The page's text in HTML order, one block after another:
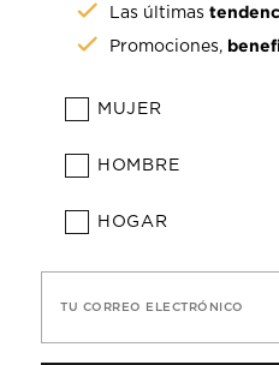
Las últimas
Promociones,
MUJER
HOMBRE
HOGAR
TU CORREO ELECTRÓNICO